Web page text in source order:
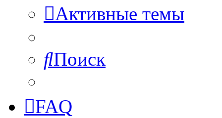
Активные темы
Поиск
FAQ